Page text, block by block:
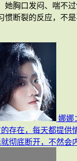
她胸口发闷、喘不
惯断裂的反应，不
娜娜
存在，每天都提供
彻底断开，不然会